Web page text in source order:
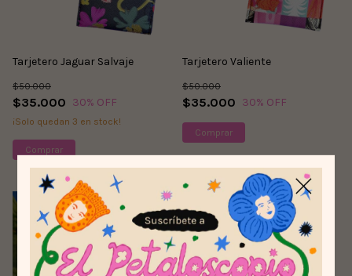
Tarjetero Jaguar Salvaje
$35.000
$50.000
30% OFF
¡Solo quedan 3 en stock!
Tarjetero Valiente
$35.000
$50.000
30% OFF